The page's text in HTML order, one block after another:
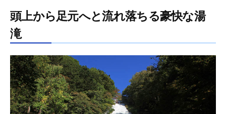
頭上から足元へと流れ落ちる豪快な湯
滝